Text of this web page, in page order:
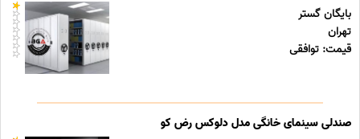
بایگان گستر
تهران
قیمت: توافقی
صندلی سینمای خانگی مدل دلوکس رض کو